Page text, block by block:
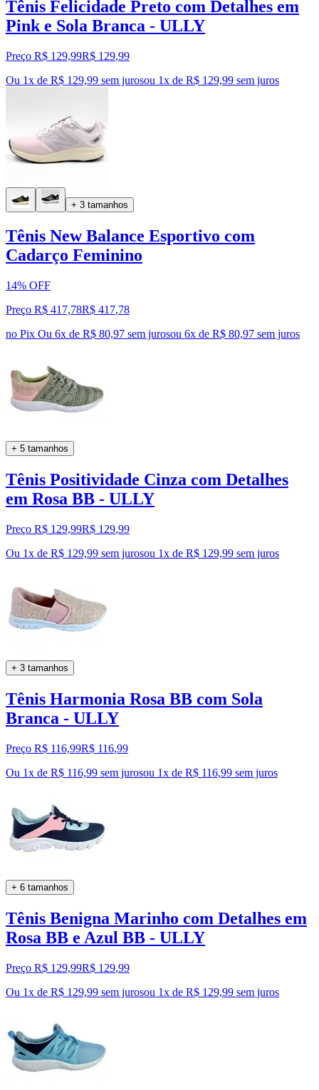
Tênis Felicidade Preto com Detalhes em
Pink e Sola Branca - ULLY
Preço R$ 129,99R$ 129,99
Ou 1x de R$ 129,99 sem jurosou 1x de R$ 129,99 sem juros
+ 3 tamanhos
Tênis New Balance Esportivo com
Cadarço Feminino
14% OFF
Preço R$ 417,78R$ 417,78
no Pix Ou 6x de R$ 80,97 sem jurosou 6x de R$ 80,97 sem juros
+ 5 tamanhos
Tênis Positividade Cinza com Detalhes
em Rosa BB - ULLY
Preço R$ 129,99R$ 129,99
Ou 1x de R$ 129,99 sem jurosou 1x de R$ 129,99 sem juros
+ 3 tamanhos
Tênis Harmonia Rosa BB com Sola
Branca - ULLY
Preço R$ 116,99R$ 116,99
Ou 1x de R$ 116,99 sem jurosou 1x de R$ 116,99 sem juros
+ 6 tamanhos
Tênis Benigna Marinho com Detalhes em
Rosa BB e Azul BB - ULLY
Preço R$ 129,99R$ 129,99
Ou 1x de R$ 129,99 sem jurosou 1x de R$ 129,99 sem juros